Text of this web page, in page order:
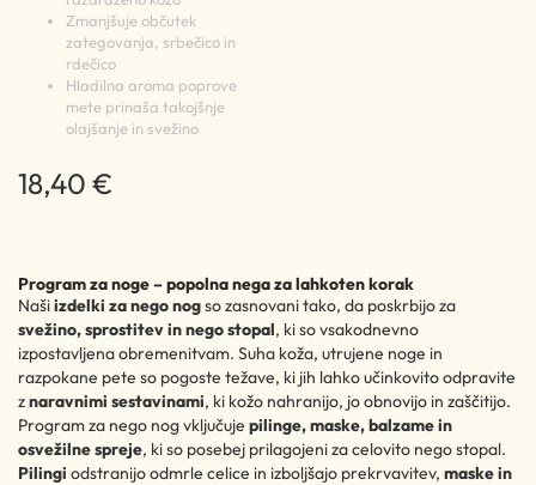
Zmanjšuje občutek
zategovanja, srbečico in
rdečico
Hladilna aroma poprove
mete prinaša takojšnje
olajšanje in svežino
18,40 €
Program za noge – popolna nega za lahkoten korak
Našiizdelki za nego nogso zasnovani tako, da poskrbijo za
svežino, sprostitev in nego stopal, ki so vsakodnevno
izpostavljena obremenitvam. Suha koža, utrujene noge in
razpokane pete so pogoste težave, ki jih lahko učinkovito odpravite
znaravnimi sestavinami, ki kožo nahranijo, jo obnovijo in zaščitijo.
Program za nego nog vključuje pilinge, maske, balzame in
osvežilne spreje, ki so posebej prilagojeni za celovito nego stopal.
Pilingi odstranijo odmrle celice in izboljšajo prekrvavitev, maske in